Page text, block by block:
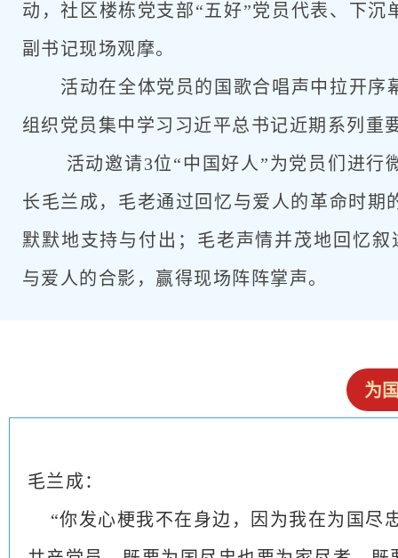
动，社区楼栋党支部“五好”党员代表、下
副书记现场观摩。
活动在全体党员的国歌合唱声中拉开
组织党员集中学习习近平总书记近期系列重
活动邀请3位“中国好人”为党员们进行
长毛兰成，毛老通过回忆与爱人的革命时
默默地支持与付出；毛老声情并茂地回忆
与爱人的合影，赢得现场阵阵掌声。
为
毛兰成：
“你发心梗我不在身边，因为我在为国尽